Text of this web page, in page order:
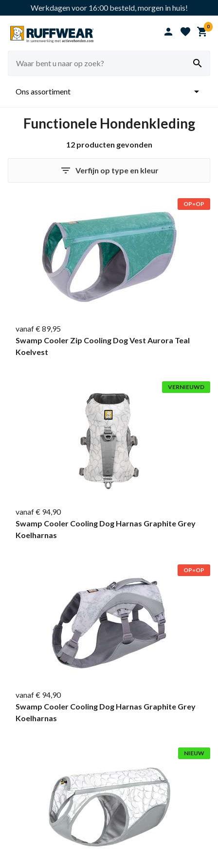
Werkdagen voor 16:00 besteld, morgen in huis!
  0

Ons assortiment 
Functionele Hondenkleding
12 producten gevonden
 Verfijn op type en kleur
OP=OP
vanaf € 89,95
Swamp Cooler Zip Cooling Dog Vest Aurora Teal
Koelvest
VERNIEUWD
vanaf € 94,90
Swamp Cooler Cooling Dog Harnas Graphite Grey
Koelharnas
OP=OP
vanaf € 94,90
Swamp Cooler Cooling Dog Harnas Graphite Grey
Koelharnas
NIEUW